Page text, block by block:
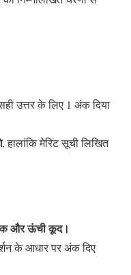
उत्तर के लिए 1 अंक दिया
, हालांकि मेरिट सूची लिखित
और ऊंची कूद।
के आधार पर अंक दिए